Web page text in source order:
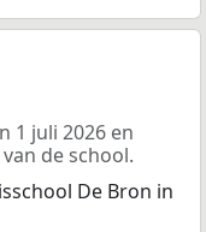
1 juli 2026 en
de school.
De Bron in